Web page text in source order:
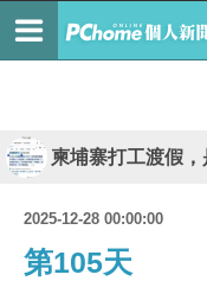
柬埔寨打工渡假，
2025-12-28 00:00:00
第105天